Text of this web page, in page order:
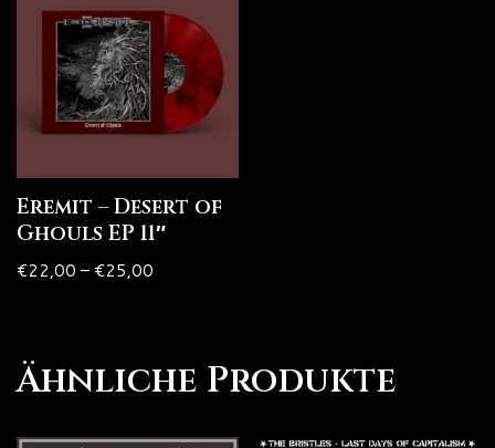
Eremit – Desert of
Ghouls EP 11″
€22,00 – €25,00
Ähnliche Produkte